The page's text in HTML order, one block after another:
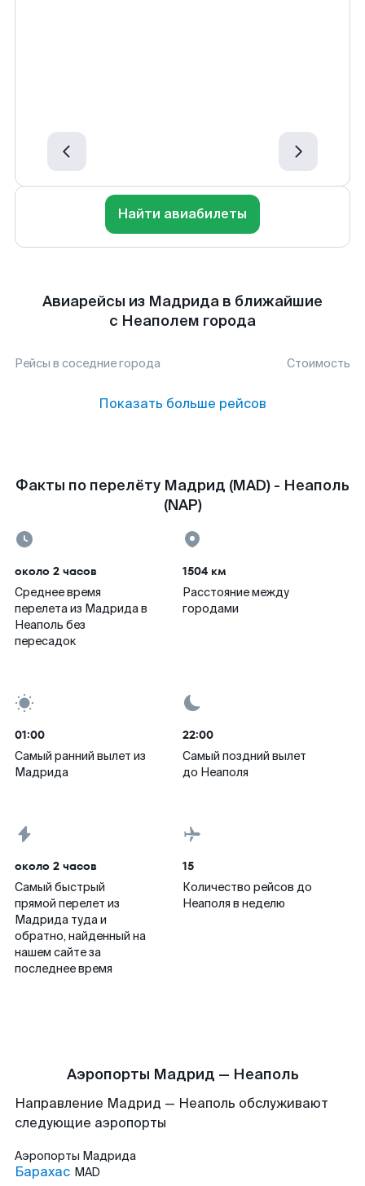
Найти авиабилеты
Авиарейсы из Мадрида в ближайшие
с Неаполем города
Рейсы в соседние города Стоимость
Показать больше рейсов
Факты по перелёту Мадрид (MAD) - Неаполь
(NAP)
около 2 часов
Среднее время
перелета из Мадрида в
Неаполь без
пересадок
1504 км
Расстояние между
городами
01:00
Самый ранний вылет из
Мадрида
22:00
Самый поздний вылет
до Неаполя
около 2 часов
Самый быстрый
прямой перелет из
Мадрида туда и
обратно, найденный на
нашем сайте за
последнее время
15
Количество рейсов до
Неаполя в неделю
Аэропорты Мадрид — Неаполь
Направление Мадрид — Неаполь обслуживают
следующие аэропорты
Аэропорты Мадрида
Барахас MAD